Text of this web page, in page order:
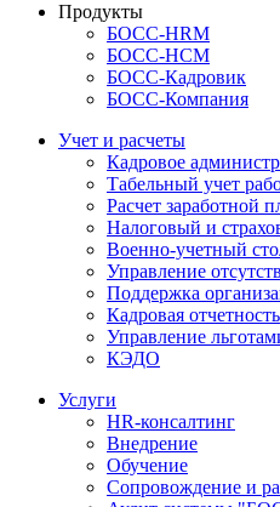
Продукты
БОСС-HRM
БОСС-HCM
БОСС-Кадровик
БОСС-Компания
Учет и расчеты
Кадровое
Табельный учет
Расчет заработной
Налоговый и
Военно-учетный
Управление
Поддержка
Кадровая отчетность
Управление
КЭДО
Услуги
HR-консалтинг
Внедрение
Обучение
Сопровождение и